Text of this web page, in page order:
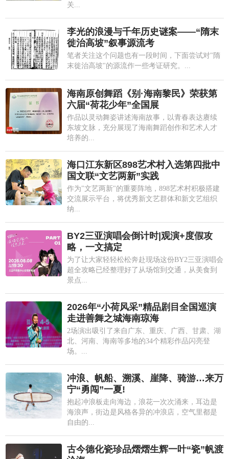
关...
李光的浪漫与千年历史谜案——“隋末
徙治高坡”叙事源流考
笔者关注这个问题也有一段时间，下面尝试对"隋
末徙治高坡"的源流作一些考证研究。...
海南原创舞蹈《别·海南黎民》荣获第
六届“荷花少年”全国展
作品以灵动舞姿讲述海南故事，以青春表达赓续
东坡文脉，充分展现了海南舞蹈创作和艺术人才
培养的...
海口江东新区898艺术村入选第四批中
国文联“文艺两新”实践
作为"文艺两新"的重要阵地，898艺术村积极搭建
交流展示平台，将优秀新文艺群体和新文艺组织
纳...
BY2三亚演唱会倒计时|观演+度假攻
略，一文搞定
为了让大家轻轻松松奔赴现场这份BY2三亚演唱会
超全攻略已经整理好了从场馆到交通，从美食到
景点...
2026年“小荷风采”精品剧目全国巡演
走进善舞之城海南琼海
2场演出吸引了来自广东、重庆、广西、甘肃、湖
北、河南、海南等多地的34个精彩作品闪亮登
场。...
冲浪、帆船、溯溪、崖降、骑游…来万
宁“勇闯”一夏!
抱起冲浪板走向海边，浪花一次次涌来，耳边是
海浪声，街边是风格各异的冲浪店，空气里都是
自由的...
古今德化瓷珍品熠熠生辉一叶“瓷”帆渡